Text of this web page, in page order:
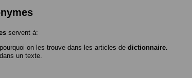
servent à:
on les trouve dans les articles de dictionnaire.
un texte.